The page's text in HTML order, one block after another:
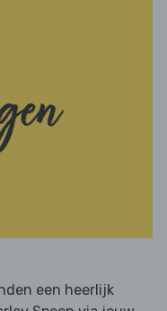
een heerlijk